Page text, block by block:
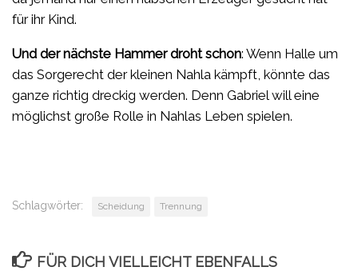
für ihr Kind.
Und der nächste Hammer droht schon: Wenn Halle um
das Sorgerecht der kleinen Nahla kämpft, könnte das
ganze richtig dreckig werden. Denn Gabriel will eine
möglichst große Rolle in Nahlas Leben spielen.
Schlagwörter: Scheidung Trennung
FÜR DICH VIELLEICHT EBENFALLS